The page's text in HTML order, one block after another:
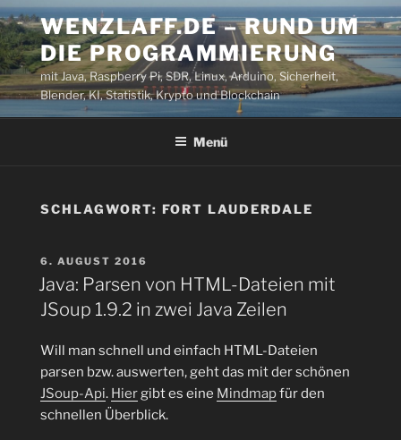
Zum
Inhalt
springen
WENZLAFF.DE – RUND UM
DIE PROGRAMMIERUNG
mit Java, Raspberry Pi, SDR, Linux, Arduino, Sicherheit,
Blender, KI, Statistik, Krypto und Blockchain
Menü
SCHLAGWORT: FORT LAUDERDALE
VERÖFFENTLICHT
AM
6. AUGUST 2016
Java: Parsen von HTML-Dateien mit
JSoup 1.9.2 in zwei Java Zeilen
Will man schnell und einfach HTML-Dateien
parsen bzw. auswerten, geht das mit der schönen
JSoup-Api. Hiergibt es eine Mindmapfür den
schnellen Überblick.